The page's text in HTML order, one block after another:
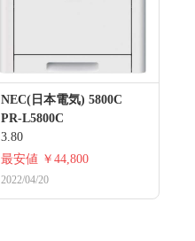
NEC(日本電気) 5800C
PR-L5800C
3.80
最安値 ￥44,800
2022/04/20